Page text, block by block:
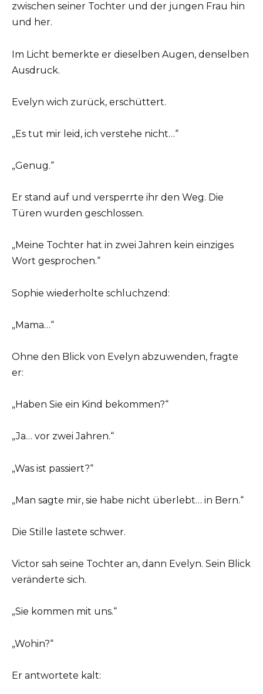
zwischen seiner Tochter und der jungen Frau hin
und her.
Im Licht bemerkte er dieselben Augen, denselben
Ausdruck.
Evelyn wich zurück, erschüttert.
„Es tut mir leid, ich verstehe nicht…“
„Genug.“
Er stand auf und versperrte ihr den Weg. Die
Türen wurden geschlossen.
„Meine Tochter hat in zwei Jahren kein einziges
Wort gesprochen.“
Sophie wiederholte schluchzend:
„Mama…“
Ohne den Blick von Evelyn abzuwenden, fragte
er:
„Haben Sie ein Kind bekommen?“
„Ja… vor zwei Jahren.“
„Was ist passiert?“
„Man sagte mir, sie habe nicht überlebt… in Bern.“
Die Stille lastete schwer.
Victor sah seine Tochter an, dann Evelyn. Sein Blick
veränderte sich.
„Sie kommen mit uns.“
„Wohin?“
Er antwortete kalt: